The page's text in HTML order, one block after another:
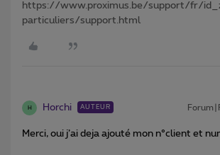
https://www.proximus.be/support/fr/
particuliers/support.html
H Horchi AUTEUR
Merci, oui j’ai deja ajouté mon n°client et